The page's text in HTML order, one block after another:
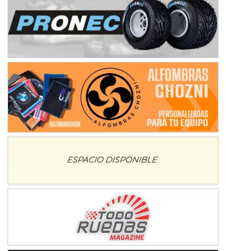
Humboldt (Santa Fe)
NORESTE SANTAFESINO - F6
Ciudad de Avellaneda (Asfalto)
José Samuel Sánchez (Tierra)
Rufino (Santa Fe)
TUCUMANO - F5
Juan Navarro (Asfalto)
El Timbó (Tucumán)